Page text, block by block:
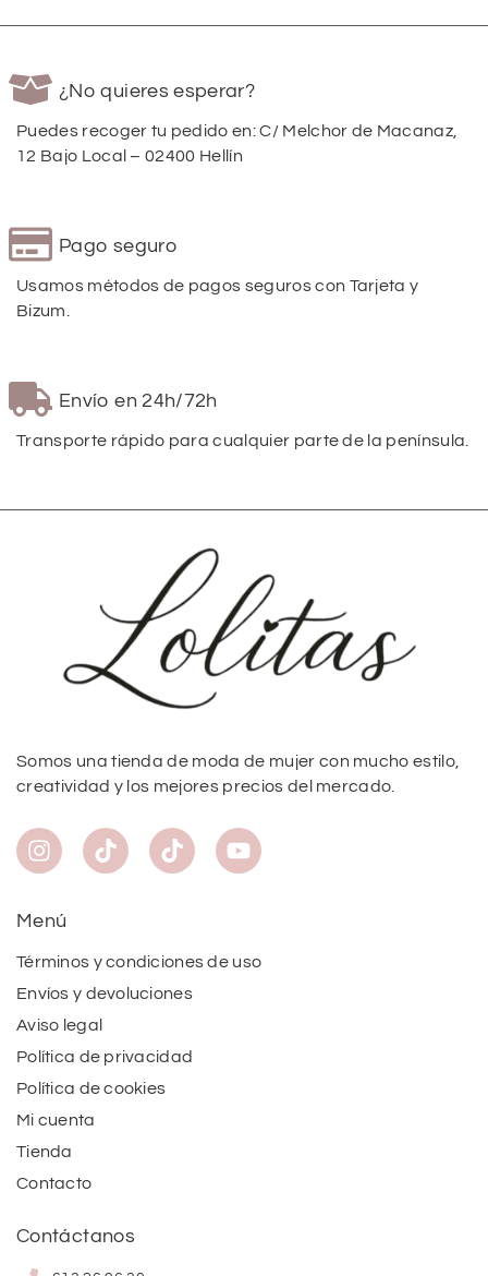
¿No quieres esperar?
Puedes recoger tu pedido en: C/ Melchor de Macanaz,
12 Bajo Local – 02400 Hellín
Pago seguro
Usamos métodos de pagos seguros con Tarjeta y
Bizum.
Envío en 24h/72h
Transporte rápido para cualquier parte de la península.
Somos una tienda de moda de mujer con mucho estilo,
creatividad y los mejores precios del mercado.
Menú
Términos y condiciones de uso
Envíos y devoluciones
Aviso legal
Política de privacidad
Política de cookies
Mi cuenta
Tienda
Contacto
Contáctanos